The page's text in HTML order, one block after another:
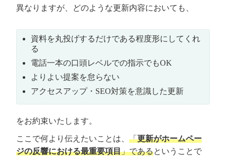
異なりますが、どのような更新内容においても、
資料を丸投げするだけである程度形にしてくれ
る
電話一本の口頭レベルでの指示でもOK
よりよい提案を怠らない
アクセスアップ・SEO対策を意識した更新
をお約束いたします。
ここで何より伝えたいことは、「更新がホームペー
ジの反響における最重要項目」であるということで